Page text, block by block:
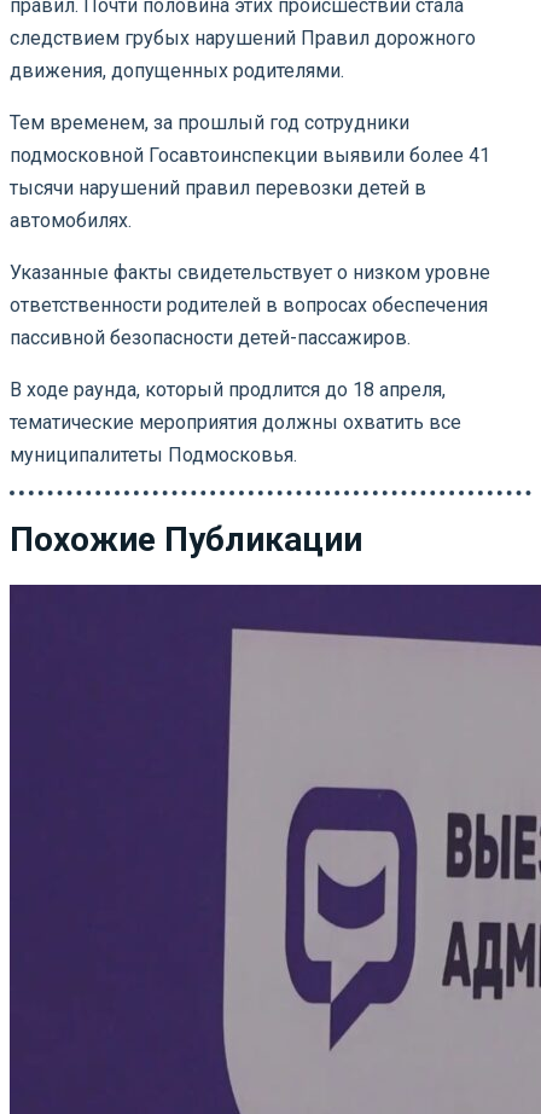
правил. Почти половина этих происшествий стала
следствием грубых нарушений Правил дорожного
движения, допущенных родителями.
Тем временем, за прошлый год сотрудники
подмосковной Госавтоинспекции выявили более 41
тысячи нарушений правил перевозки детей в
автомобилях.
Указанные факты свидетельствует о низком уровне
ответственности родителей в вопросах обеспечения
пассивной безопасности детей-пассажиров.
В ходе раунда, который продлится до 18 апреля,
тематические мероприятия должны охватить все
муниципалитеты Подмосковья.
Похожие Публикации